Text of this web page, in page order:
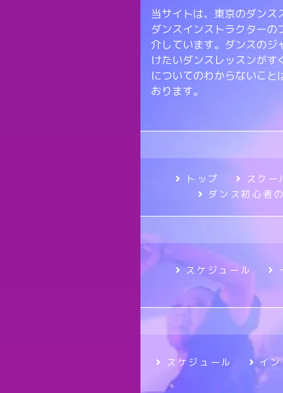
当サイトは、東京のダンス
ダンスインストラクター
介しています。ダンスのジ
けたいダンスレッスンが
についてのわからないこ
おります。
トップ スクー
ダンス初心者
スケジュール
スケジュール イ